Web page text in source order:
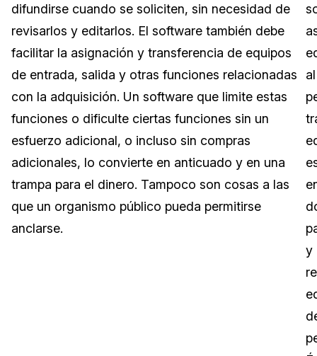
Transcripción y Traducción
El Gobierno
Sector Jurídico
Servicios Financieros
Medios de Comunicación y
Entretenimiento
Centros de Atención Telefónica
Casos Practicos
Centro de Ayuda
Videoteca
Recomendaciones
Sobre nosotros
Trabaja con nosotros
difundirse cuando se soliciten, sin necesidad de
revisarlos y editarlos. El software también debe
facilitar la asignación y transferencia de equipos
de entrada, salida y otras funciones relacionadas
con la adquisición. Un software que limite estas
funciones o dificulte ciertas funciones sin un
esfuerzo adicional, o incluso sin compras
adicionales, lo convierte en anticuado y en una
trampa para el dinero. Tampoco son cosas a las
que un organismo público pueda permitirse
anclarse.
al
y